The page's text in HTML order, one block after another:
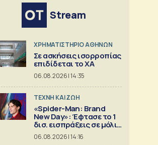
Stream
XΡΗΜΑΤΙΣΤΗΡΙΟ ΑΘΗΝΩΝ
Σε ασκήσεις ισορροπίας
επιδίδεται το ΧΑ
06.08.2026 | 14:35
TΕΧΝΗ ΚΑΙ ΖΩΗ
«Spider-Man: Brand
New Day»: Έφτασε το 1
δισ. εισπράξεις σε μόλις
6 ημέρες
06.08.2026 | 14:16